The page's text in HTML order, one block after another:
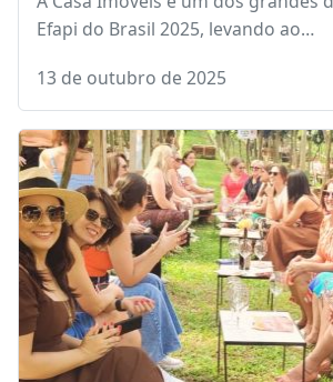
Efapi do Brasil 2025, levando ao…
13 de outubro de 2025